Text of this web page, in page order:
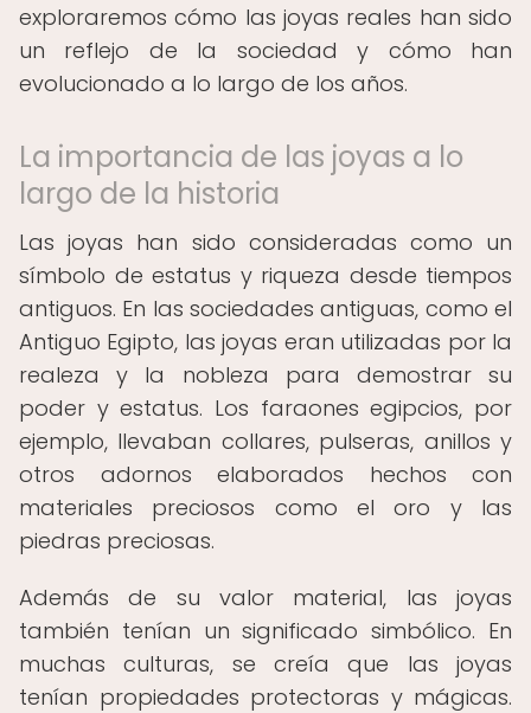
exploraremos cómo las joyas reales han sido
un reflejo de la sociedad y cómo han
evolucionado a lo largo de los años.
La importancia de las joyas a lo
largo de la historia
Las joyas han sido consideradas como un
símbolo de estatus y riqueza desde tiempos
antiguos. En las sociedades antiguas, como el
Antiguo Egipto, las joyas eran utilizadas por la
realeza y la nobleza para demostrar su
poder y estatus. Los faraones egipcios, por
ejemplo, llevaban collares, pulseras, anillos y
otros adornos elaborados hechos con
materiales preciosos como el oro y las
piedras preciosas.
Además de su valor material, las joyas
también tenían un significado simbólico. En
muchas culturas, se creía que las joyas
tenían propiedades protectoras y mágicas.